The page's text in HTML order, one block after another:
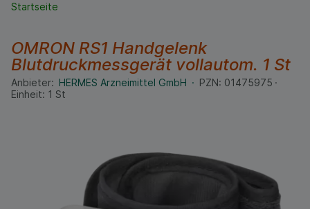
Startseite
OMRON RS1 Handgelenk
Blutdruckmessgerät vollautom. 1 St
Anbieter: HERMES Arzneimittel GmbH PZN: 01475975
Einheit: 1 St